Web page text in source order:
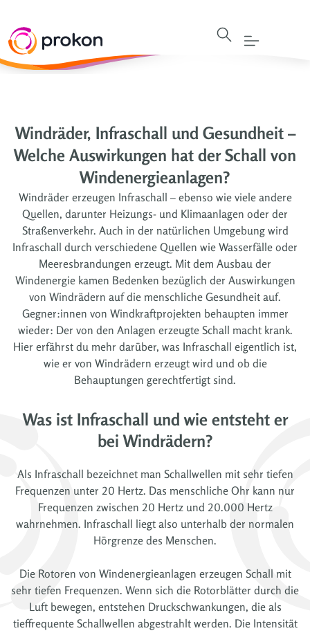
Windräder, Infraschall und Gesundheit –
Welche Auswirkungen hat der Schall von
Windenergieanlagen?
Windräder erzeugen Infraschall – ebenso wie viele andere
Quellen, darunter Heizungs- und Klimaanlagen oder der
Straßenverkehr. Auch in der natürlichen Umgebung wird
Infraschall durch verschiedene Quellen wie Wasserfälle oder
Meeresbrandungen erzeugt. Mit dem Ausbau der
Windenergie kamen Bedenken bezüglich der Auswirkungen
von Windrädern auf die menschliche Gesundheit auf.
Gegner:innen von Windkraftprojekten behaupten immer
wieder: Der von den Anlagen erzeugte Schall macht krank.
Hier erfährst du mehr darüber, was Infraschall eigentlich ist,
wie er von Windrädern erzeugt wird und ob die
Behauptungen gerechtfertigt sind.
Was ist Infraschall und wie entsteht er
bei Windrädern?
Als Infraschall bezeichnet man Schallwellen mit sehr tiefen
Frequenzen unter 20 Hertz. Das menschliche Ohr kann nur
Frequenzen zwischen 20 Hertz und 20.000 Hertz
wahrnehmen. Infraschall liegt also unterhalb der normalen
Hörgrenze des Menschen.
Die Rotoren von Windenergieanlagen erzeugen Schall mit
sehr tiefen Frequenzen. Wenn sich die Rotorblätter durch die
Luft bewegen, entstehen Druckschwankungen, die als
tieffrequente Schallwellen abgestrahlt werden. Die Intensität